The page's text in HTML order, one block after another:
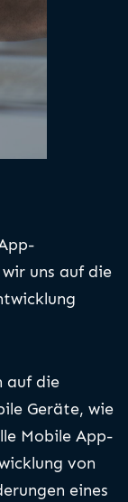
uns auf die
auf die
Geräte, wie
Mobile App-
von
eines